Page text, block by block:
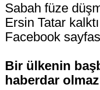
Sabah füze
Ersin Tatar
Facebook
Bir ülkenin
haberdar